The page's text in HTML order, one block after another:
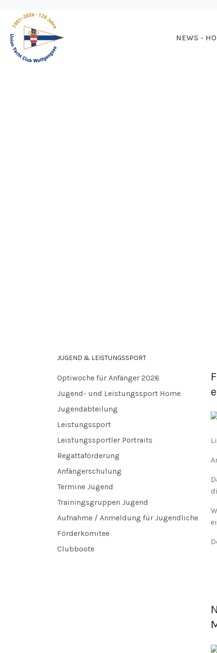
NEWS -
JUGEND & LEISTUNGSSPORT
Optiwoche für Anfänger 2026
Jugend- und Leistungssport Home
Jugendabteilung
Leistungssport
Leistungssportler Portraits
Regattaförderung
Anfängerschulung
Termine Jugend
Trainingsgruppen Jugend
Aufnahme / Anmeldung für Jugendliche
Förderkomitee
Clubboote